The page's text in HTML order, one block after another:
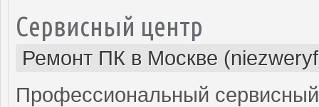
Сервисный центр
Ремонт ПК в Москве
Профессиональный